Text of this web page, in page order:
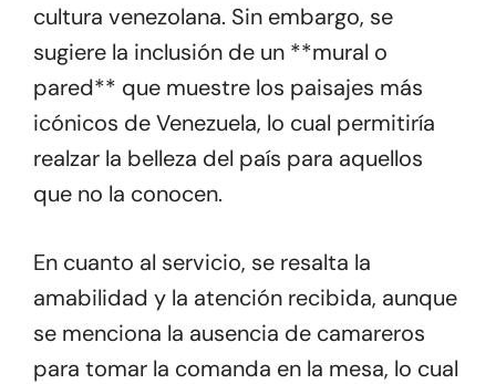
cultura venezolana. Sin embargo, se
sugiere la inclusión de un **mural o
pared** que muestre los paisajes más
icónicos de Venezuela, lo cual permitiría
realzar la belleza del país para aquellos
que no la conocen.
En cuanto al servicio, se resalta la
amabilidad y la atención recibida, aunque
se menciona la ausencia de camareros
para tomar la comanda en la mesa, lo cual